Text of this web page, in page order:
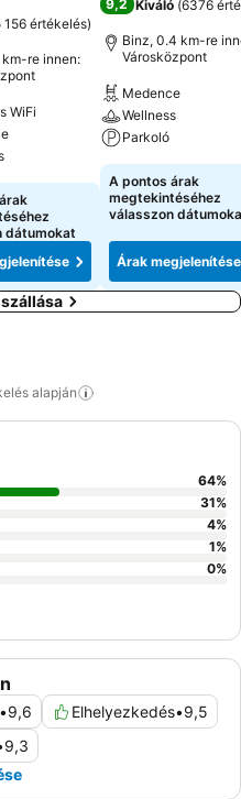
156 értékelés)
km-re innen:
WiFi
dátumokat
9,2 Kiváló (6376
Binz, 0.4 km-re
Városközpont
Medence
Wellness
Parkoló
A pontos árak
megtekintéséhez
válasszon
Árak megjelenítése
alapján
•9,6 Elhelyezkedés•9,5
9,3
64%
31%
4%
1%
0%